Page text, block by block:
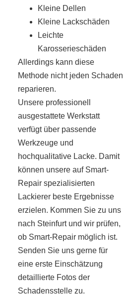
Kleine Dellen
Kleine Lackschäden
Leichte
Karosserieschäden
Allerdings kann diese
Methode nicht jeden Schaden
reparieren.
Unsere professionell
ausgestattete Werkstatt
verfügt über passende
Werkzeuge und
hochqualitative Lacke. Damit
können unsere auf Smart-
Repair spezialisierten
Lackierer beste Ergebnisse
erzielen. Kommen Sie zu uns
nach Steinfurt und wir prüfen,
ob Smart-Repair möglich ist.
Senden Sie uns gerne für
eine erste Einschätzung
detaillierte Fotos der
Schadensstelle zu.